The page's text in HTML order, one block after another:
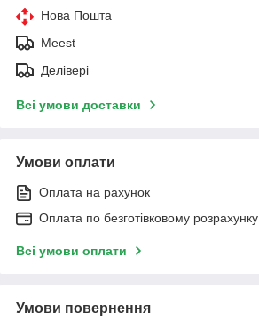
Нова Пошта
Meest
Делівері
Всі умови доставки
Умови оплати
Оплата на рахунок
Оплата по безготівковому розрахунку
Всі умови оплати
Умови повернення